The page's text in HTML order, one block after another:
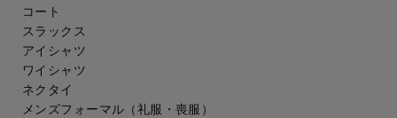
コート
スラックス
アイシャツ
ワイシャツ
ネクタイ
メンズフォーマル （礼服・喪服）